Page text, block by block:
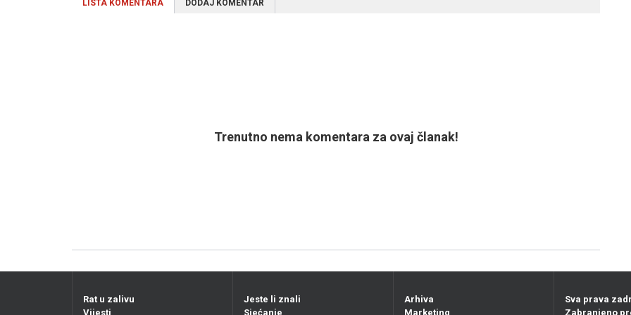
LISTA KOMENTARA DODAJ KOMENTAR
Trenutno nema komentara za ovaj članak!
Rat u zalivu
Vijesti
Jeste li znali
Sjećanje
Arhiva
Marketing
Sva prava
Zabranjeno